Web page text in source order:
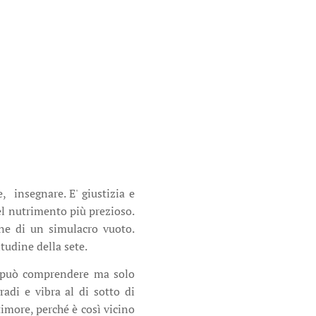
insegnare. E' giustizia e
nutrimento più prezioso.
di un simulacro vuoto.
della sete.
comprendere ma solo
e vibra al di sotto di
perché è così vicino